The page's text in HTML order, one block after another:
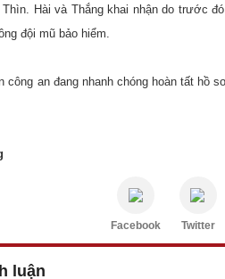
Thìn. Hài và Thắng khai nhận do trước
đội mũ bảo hiểm.
công an đang nhanh chóng hoàn tất
Facebook Twitter
luận